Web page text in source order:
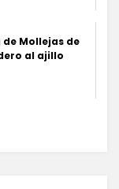
de Mollejas de
al ajillo